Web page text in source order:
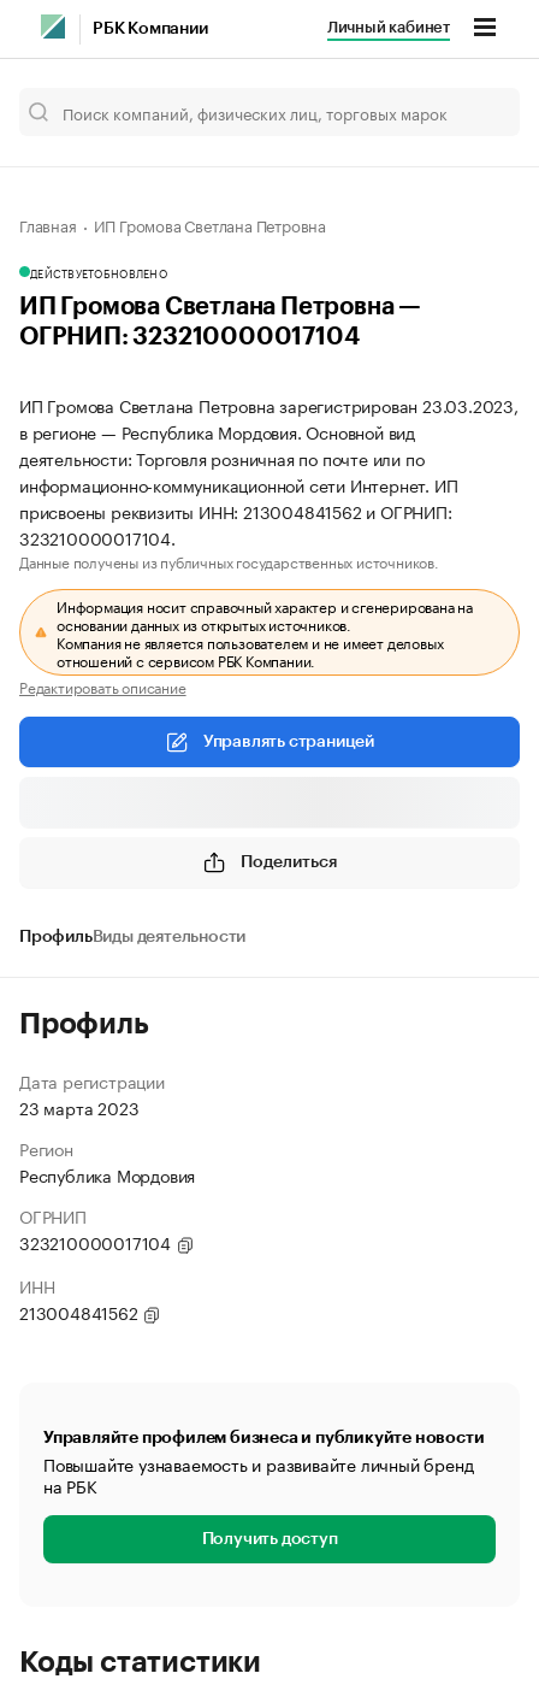
РБК Компании Личный кабинет
Главная ИП Громова Светлана Петровна
ДЕЙСТВУЕТОБНОВЛЕНО
ИП Громова Светлана Петровна —
ОГРНИП: 323210000017104
ИП Громова Светлана Петровна зарегистрирован 23.03.2023,
в регионе — Республика Мордовия. Основной вид
деятельности: Торговля розничная по почте или по
информационно-коммуникационной сети Интернет. ИП
присвоены реквизиты ИНН: 213004841562 и ОГРНИП:
323210000017104.
Данные получены из публичных государственных источников.
Информация носит справочный характер и сгенерирована на
основании данных из открытых источников.
Компания не является пользователем и не имеет деловых
отношений с сервисом РБК Компании.
Редактировать описание
Управлять страницей
Поделиться
ПрофильВиды деятельности
Профиль
Дата регистрации
23 марта 2023
Регион
Республика Мордовия
ОГРНИП
323210000017104
ИНН
213004841562
Управляйте профилем бизнеса и публикуйте новости
Повышайте узнаваемость и развивайте личный бренд
на РБК
Получить доступ
Коды статистики